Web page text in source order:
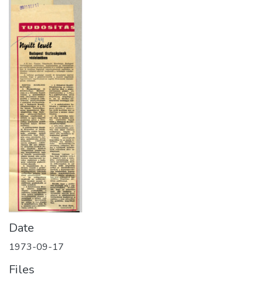
Date
1973-09-17
Files